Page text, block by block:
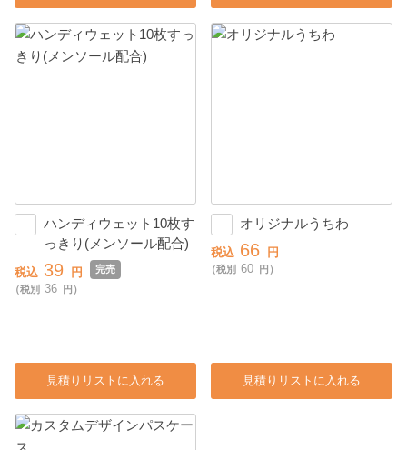
ハンディウェット10枚す
っきり(メンソール配合)
税込 39 円
完売
（税別
36 円）
見積りリストに入れる
オリジナルうちわ
税込 66 円
（税別 60 円）
見積りリストに入れる